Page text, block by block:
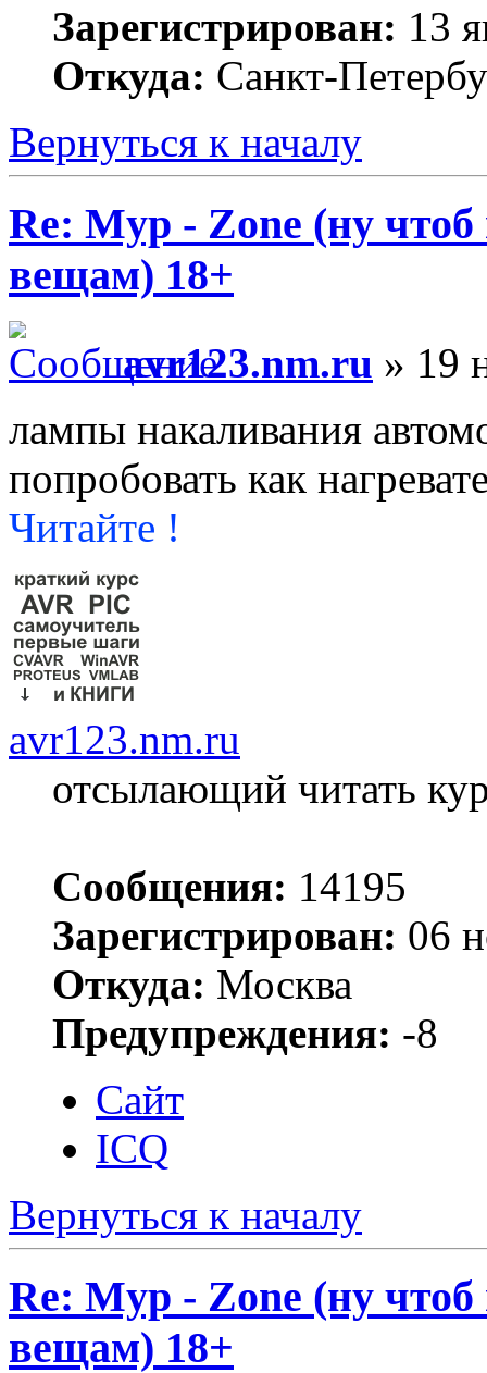
Зарегистрирован: 13
Откуда: Санкт-
Вернуться к началу
Re: Myp - Zone (ну
вещам) 18+
avr123.nm.ru » 19
лампы накаливания
попробовать как
Читайте !
avr123.nm.ru
отсылающий читать
Сообщения: 14195
Зарегистрирован: 06
Откуда: Москва
Предупреждения: -8
Сайт
ICQ
Вернуться к началу
Re: Myp - Zone (ну
вещам) 18+